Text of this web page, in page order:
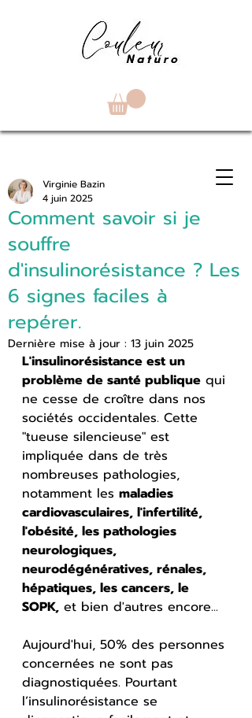
Comment savoir si je
souffre
d'insulinorésistance ? Les
6 signes faciles à
repérer.
Virginie Bazin
4 juin 2025
Dernière mise à jour : 13 juin 2025
L'insulinorésistance est un
problème de santé publique qui
ne cesse de croître dans nos
sociétés occidentales. Cette
"tueuse silencieuse" est
impliquée dans de très
nombreuses pathologies,
notamment les maladies
cardiovasculaires, l'infertilité,
l'obésité, les pathologies
neurologiques,
neurodégénératives, rénales,
hépatiques, les cancers, le
SOPK, et bien d'autres encore...
Aujourd'hui, 50% des personnes
concernées ne sont pas
diagnostiquées. Pourtant
l’insulinorésistance se